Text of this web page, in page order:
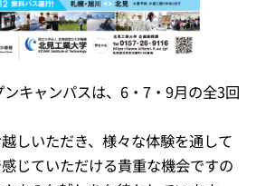
ンキャンパス
ープンキャンパス
談会
学［団体・個人］
張講義［高校単位］
キャンパスは、6・7・9月の全3回
しいただき、様々な体験を通して
じていただける貴重な機会ですの